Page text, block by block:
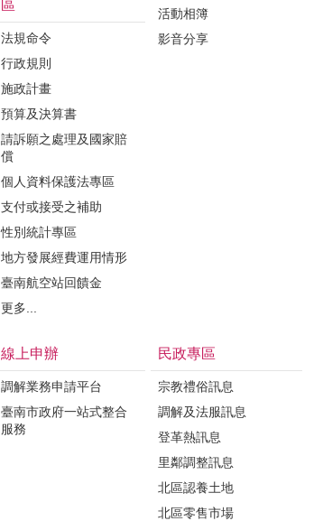
區
法規命令
行政規則
施政計畫
預算及決算書
請訴願之處理及國家賠
償
個人資料保護法專區
支付或接受之補助
性別統計專區
地方發展經費運用情形
臺南航空站回饋金
更多...
活動相簿
影音分享
線上申辦
調解業務申請平台
臺南市政府一站式整合
服務
民政專區
宗教禮俗訊息
調解及法服訊息
登革熱訊息
里鄰調整訊息
北區認養土地
北區零售市場